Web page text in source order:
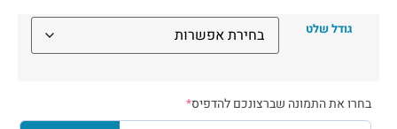
גודל שלט
בחרו את התמונה שברצונכם להדפיס*